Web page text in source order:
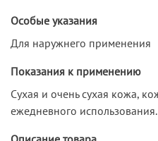
Особые указания
Для наружнего применения
Показания к применению
Сухая и очень сухая кожа,
ежедневного использования.